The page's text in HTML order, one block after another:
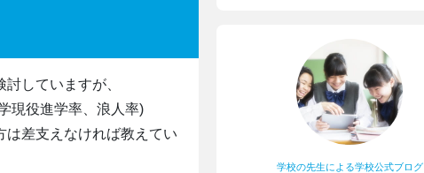
していますが、
現役進学率、浪人率)
は差支えなければ教えてい
学校の先生による学校公式ブログ